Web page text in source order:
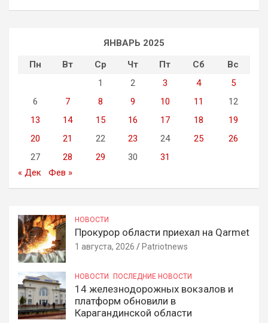
ЯНВАРЬ 2025
Пн
Вт Ср Чт Пт Сб
Вс
1
2 3 4
5
6
7 8 9 10 11
12
13
14 15 16 17 18
19
20
21 22 23 24 25
26
27
28 29 30
31
« Дек
Фев »
НОВОСТИ
Прокурор области приехал на Qarmet
1 августа, 2026 Patriotnews
НОВОСТИ ПОСЛЕДНИЕ НОВОСТИ
14 железнодорожных вокзалов и
платформ обновили в
Карагандинской области